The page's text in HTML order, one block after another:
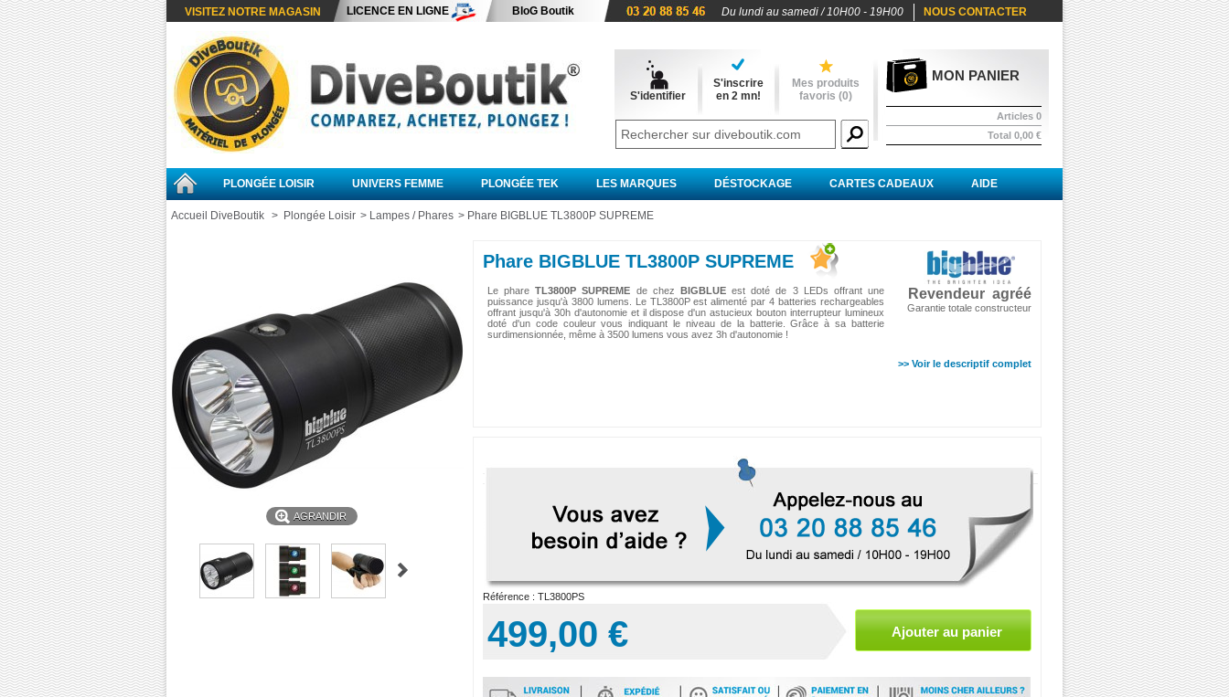
VISITEZ NOTRE MAGASIN LICENCE EN LIGNE BloG Boutik Du lundi au samedi / 10H00 - 19H00 NOUS CONTACTER
S'identifier
S'inscrire
en 2 mn!
Mes produits
favoris (0)
MON PANIER
Articles 0
Total 0,00 €
PLONGÉE LOISIR UNIVERS FEMME PLONGÉE TEK LES MARQUES DÉSTOCKAGE CARTES CADEAUX AIDE
Accueil DiveBoutik > Plongée Loisir > Lampes / Phares > Phare BIGBLUE TL3800P SUPREME
AGRANDIR
Phare BIGBLUE TL3800P SUPREME
Revendeur agréé
Garantie totale constructeur
Le phareTL3800P SUPREME de chez BIGBLUEest doté de 3 LEDs offrant une
puissance jusqu'à 3800 lumens. Le TL3800P est alimenté par 4 batteries rechargeables
offrant jusqu'à 30h d'autonomie et il dispose d'un astucieux bouton interrupteur lumineux
doté d'un code couleur vous indiquant le niveau de la batterie. Grâce à sa batterie
surdimensionnée, même à 3500 lumens vous avez 3h d'autonomie !
>> Voir le descriptif complet
Référence : TL3800PS
499,00 €